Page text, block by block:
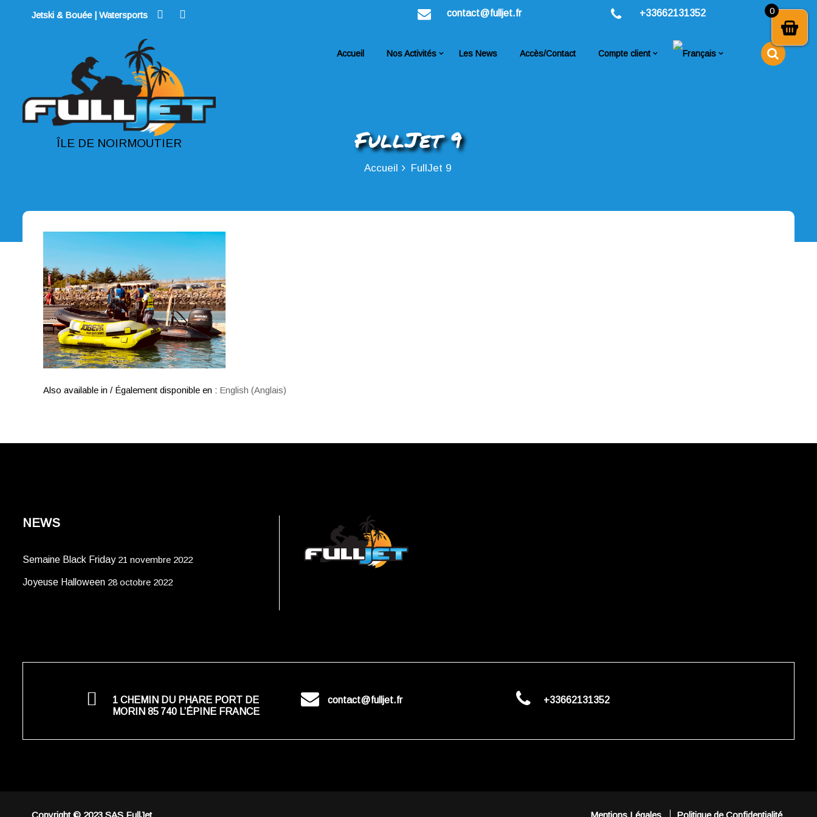
Jetski & Bouée | Watersports contact@fulljet.fr +33662131352
ÎLE DE NOIRMOUTIER
Accueil Nos Activités Les News Accès/Contact Compte client
FullJet 9
Accueil FullJet 9
Also available in / Également disponible en : English (Anglais)
NEWS
Semaine Black Friday 21 novembre 2022
Joyeuse Halloween 28 octobre 2022
1 CHEMIN DU PHARE PORT DE
MORIN 85 740 L’ÉPINE FRANCE
contact@fulljet.fr +33662131352
Copyright © 2023 SAS FullJet Mentions Légales Politique de Confidentialité
0